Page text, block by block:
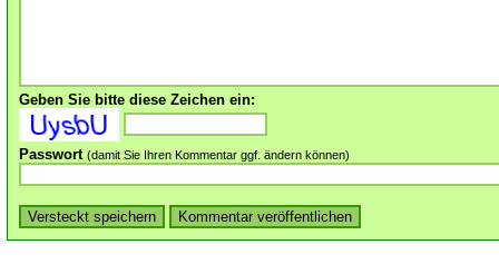
Geben Sie bitte diese Zeichen ein:
Passwort (damit Sie Ihren Kommentar ggf. ändern können)